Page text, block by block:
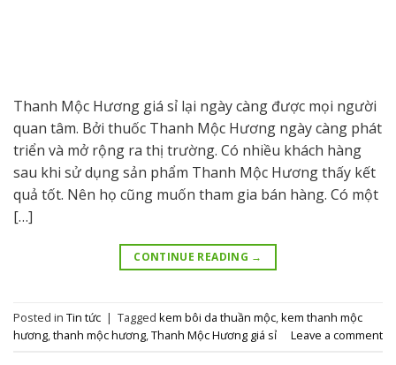
Thanh Mộc Hương giá sỉ lại ngày càng được mọi người
quan tâm. Bởi thuốc Thanh Mộc Hương ngày càng phát
triển và mở rộng ra thị trường. Có nhiều khách hàng
sau khi sử dụng sản phẩm Thanh Mộc Hương thấy kết
quả tốt. Nên họ cũng muốn tham gia bán hàng. Có một
[…]
CONTINUE READING →
Posted in Tin tức | Tagged kem bôi da thuần mộc,kem thanh mộc
hương,thanh mộc hương,Thanh Mộc Hương giá sỉ Leave a comment